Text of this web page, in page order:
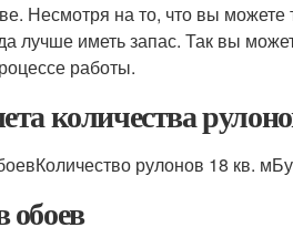
Несмотря на то, что вы
лучше иметь запас. Так вы
работы.
количества
рулонов 18 кв.
обоев